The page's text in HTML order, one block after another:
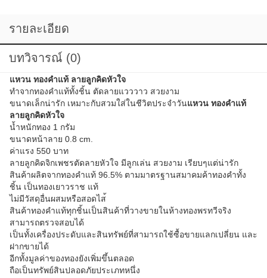
รายละเอียด
บทวิจารณ์ (0)
แหวน ทองคำแท้ ลายลูกคิดหัวใจ
ทำจากทองคำแท้ทั้งชิ้น ตัดลายแวววาว สวยงาม
ขนาดเล็กน่ารัก เหมาะกับสวมใส่ในชีวิตประจำวันแหวน ทองคำแท้
ลายลูกคิดหัวใจ
น้ำหนักทอง 1 กรัม
ขนาดหน้าลาย 0.8 cm.
ค่าแรง 550 บาท
ลายลูกคิดจิกเพชรตัดลายหัวใจ มีลูกเล่น สวยงาม เรียบๆแต่น่ารัก
สินค้าผลิตจากทองคำแท้ 96.5% ตามมาตรฐานสมาคมค้าทองคำทั้ง
ชิ้น เป็นทองเยาวราช แท้
ไม่มีวัสดุอื่นผสมหรือสอดไส
สินค้าทองคำแท้ทุกชิ้นเป็นสินค้าที่วางขายในห้างทองพรทวีจริง
สามารถตรวจสอบได้
เป็นทั้งเครื่องประดับและสินทรัพย์ที่สามารถใช้ซื้อขายแลกเปลี่ยน และ
ฝากขายได้
อีกทั้งมูลค่าของทองยังเพิ่มขึ้นตลอด
ถือเป็นทรัพย์สินปลอดภัยประเภทหนึ่ง